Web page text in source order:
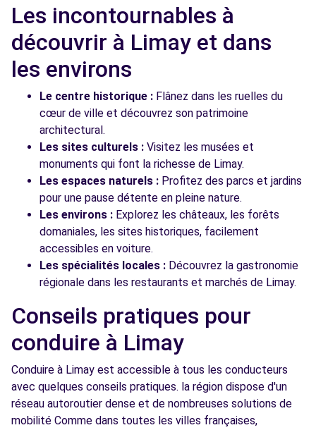
Les incontournables à
découvrir à Limay et dans
les environs
Le centre historique : Flânez dans les ruelles du
cœur de ville et découvrez son patrimoine
architectural.
Les sites culturels : Visitez les musées et
monuments qui font la richesse de Limay.
Les espaces naturels : Profitez des parcs et jardins
pour une pause détente en pleine nature.
Les environs : Explorez les châteaux, les forêts
domaniales, les sites historiques, facilement
accessibles en voiture.
Les spécialités locales : Découvrez la gastronomie
régionale dans les restaurants et marchés de Limay.
Conseils pratiques pour
conduire à Limay
Conduire à Limay est accessible à tous les conducteurs
avec quelques conseils pratiques. la région dispose d'un
réseau autoroutier dense et de nombreuses solutions de
mobilité Comme dans toutes les villes françaises,